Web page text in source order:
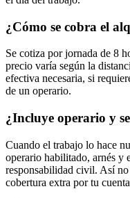
¿Cómo se cobra el
Se cotiza por jornada de 8
precio varía según la
efectiva necesaria, si
de un operario.
¿Incluye operario y
Cuando el trabajo lo hace
operario habilitado, arnés y
responsabilidad civil. Así
cobertura extra por tu